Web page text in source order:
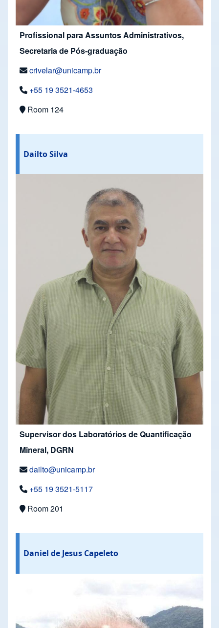
Profissional para Assuntos Administrativos,
Secretaria de Pós-graduação
crivelar@unicamp.br
+55 19 3521-4653
Room 124
Dailto Silva
Supervisor dos Laboratórios de Quantificação
Mineral, DGRN
dailto@unicamp.br
+55 19 3521-5117
Room 201
Daniel de Jesus Capeleto